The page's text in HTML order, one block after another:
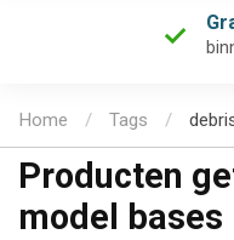
Home / Tags /
Producten
model bases